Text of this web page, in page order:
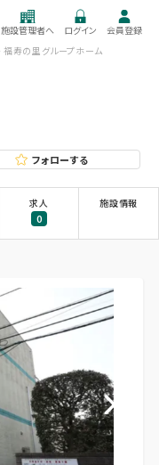
施設管理者へ ログイン
会員登録
福寿の里グループホーム
フォローする
求人
0
施設情報